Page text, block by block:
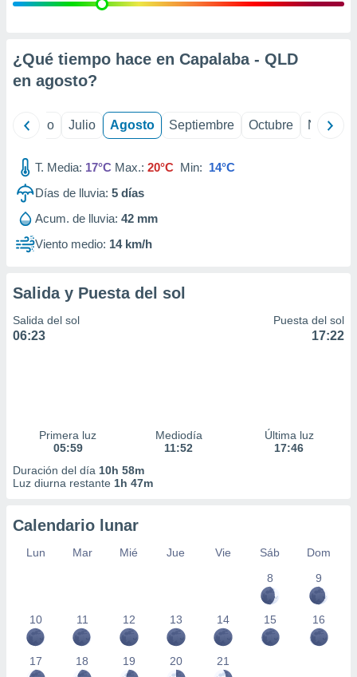
e
mediante
de
1199
¿Qué tiempo hace en Capalaba - QLD
en agosto?
Junio Julio Agosto Septiembre Octubre
T. Media: 17°C Max.: 20°C Min: 14°C
Días de lluvia: 5 días
Acum. de lluvia: 42 mm
Viento medio: 14 km/h
Salida y Puesta del sol
Salida del sol
06:23
Puesta del sol
17:22
Primera luz
05:59
Mediodía
11:52
Última luz
17:46
Duración del día 10h 58m
Luz diurna restante 1h 47m
Calendario lunar
Lun Mar Mié Jue Vie Sáb
Dom
8
9
10 11 12 13 14 15 16
17 18 19 20 21